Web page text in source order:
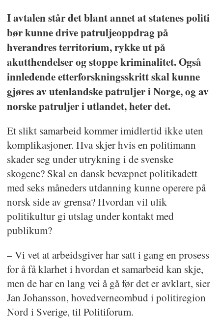
I avtalen står det blant annet at statenes politi
bør kunne drive patruljeoppdrag på
hverandres territorium, rykke ut på
akutthendelser og stoppe kriminalitet. Også
innledende etterforskningsskritt skal kunne
gjøres av utenlandske patruljer i Norge, og av
norske patruljer i utlandet, heter det.
Et slikt samarbeid kommer imidlertid ikke uten
komplikasjoner. Hva skjer hvis en politimann
skader seg under utrykning i de svenske
skogene? Skal en dansk bevæpnet politikadett
med seks måneders utdanning kunne operere på
norsk side av grensa? Hvordan vil ulik
politikultur gi utslag under kontakt med
publikum?
– Vi vet at arbeidsgiver har satt i gang en prosess
for å få klarhet i hvordan et samarbeid kan skje,
men de har en lang vei å gå før det er avklart, sier
Jan Johansson, hovedverneombud i politiregion
Nord i Sverige, til Politiforum.